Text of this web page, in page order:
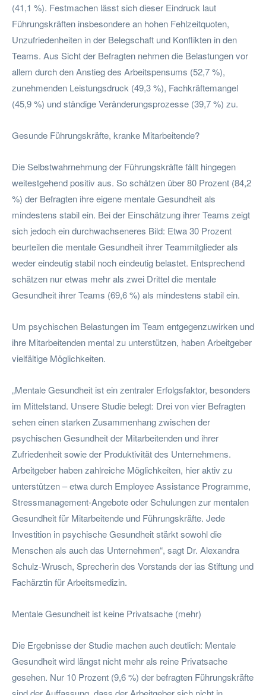
(41,1 %). Festmachen lässt sich dieser Eindruck laut
Führungskräften insbesondere an hohen Fehlzeitquoten,
Unzufriedenheiten in der Belegschaft und Konflikten in den
Teams. Aus Sicht der Befragten nehmen die Belastungen vor
allem durch den Anstieg des Arbeitspensums (52,7 %),
zunehmenden Leistungsdruck (49,3 %), Fachkräftemangel
(45,9 %) und ständige Veränderungsprozesse (39,7 %) zu.
Gesunde Führungskräfte, kranke Mitarbeitende?
Die Selbstwahrnehmung der Führungskräfte fällt hingegen
weitestgehend positiv aus. So schätzen über 80 Prozent (84,2
%) der Befragten ihre eigene mentale Gesundheit als
mindestens stabil ein. Bei der Einschätzung ihrer Teams zeigt
sich jedoch ein durchwachseneres Bild: Etwa 30 Prozent
beurteilen die mentale Gesundheit ihrer Teammitglieder als
weder eindeutig stabil noch eindeutig belastet. Entsprechend
schätzen nur etwas mehr als zwei Drittel die mentale
Gesundheit ihrer Teams (69,6 %) als mindestens stabil ein.
Um psychischen Belastungen im Team entgegenzuwirken und
ihre Mitarbeitenden mental zu unterstützen, haben Arbeitgeber
vielfältige Möglichkeiten.
„Mentale Gesundheit ist ein zentraler Erfolgsfaktor, besonders
im Mittelstand. Unsere Studie belegt: Drei von vier Befragten
sehen einen starken Zusammenhang zwischen der
psychischen Gesundheit der Mitarbeitenden und ihrer
Zufriedenheit sowie der Produktivität des Unternehmens.
Arbeitgeber haben zahlreiche Möglichkeiten, hier aktiv zu
unterstützen – etwa durch Employee Assistance Programme,
Stressmanagement-Angebote oder Schulungen zur mentalen
Gesundheit für Mitarbeitende und Führungskräfte. Jede
Investition in psychische Gesundheit stärkt sowohl die
Menschen als auch das Unternehmen“, sagt Dr. Alexandra
Schulz-Wrusch, Sprecherin des Vorstands der ias Stiftung und
Fachärztin für Arbeitsmedizin.
Mentale Gesundheit ist keine Privatsache (mehr)
Die Ergebnisse der Studie machen auch deutlich: Mentale
Gesundheit wird längst nicht mehr als reine Privatsache
gesehen. Nur 10 Prozent (9,6 %) der befragten Führungskräfte